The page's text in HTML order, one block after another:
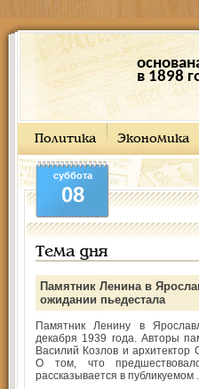
в 1898
Политика Экономика
суббота
08
Тема дня
Памятник Ленина в
ожидании пьедестала
Памятник Ленину в
декабря 1939 года. Авторы
Василий Козлов и архитектор
О том, что
рассказывается в публикуемом